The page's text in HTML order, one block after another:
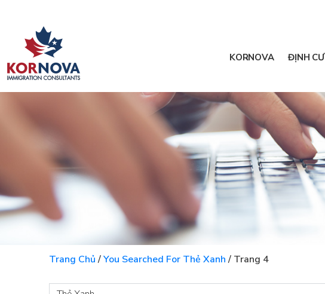
KORNOVA ĐỊNH
Trang Chủ/You Searched For Thẻ Xanh/ Trang 4